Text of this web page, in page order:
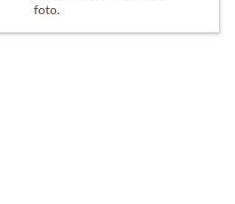
foto.